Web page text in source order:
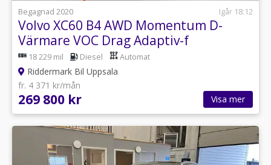
Begagnad 2020
Igår 18:12
Volvo XC60 B4 AWD Momentum D-
Värmare VOC Drag Adaptiv-f
18 229 mil Diesel Automat
Riddermark Bil Uppsala
fr. 4 371 kr/mån
269 800 kr Visa mer